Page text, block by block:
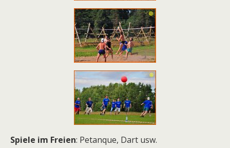
Spiele im Freien: Petanque, Dart usw.